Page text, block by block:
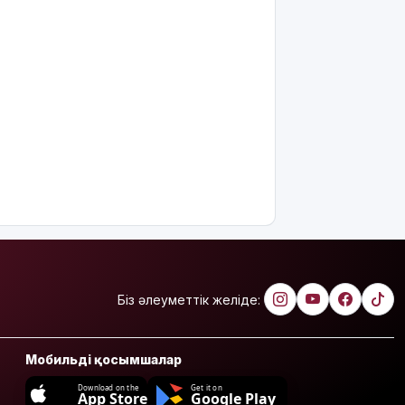
Біз әлеуметтік желіде:
Мобильді қосымшалар
Download on the
App Store
Get it on
Google Play